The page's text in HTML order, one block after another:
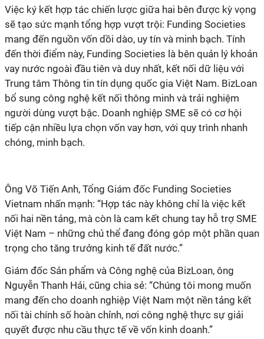
sẽ tạo sức mạnh tổng hợp vượt trội: Funding Societies
mang đến nguồn vốn dồi dào, uy tín và minh bạch. Tính
đến thời điểm này, Funding Societies là bên quản lý khoản
vay nước ngoài đầu tiên và duy nhất, kết nối dữ liệu với
Trung tâm Thông tin tín dụng quốc gia Việt Nam. BizLoan
bổ sung công nghệ kết nối thông minh và trải nghiệm
người dùng vượt bậc. Doanh nghiệp SME sẽ có cơ hội
tiếp cận nhiều lựa chọn vốn vay hơn, với quy trình nhanh
Ông Võ Tiến Anh, Tổng Giám đốc Funding Societies
Vietnam nhấn mạnh: “Hợp tác này không chỉ là việc kết
nối hai nền tảng, mà còn là cam kết chung tay hỗ trợ SME
Việt Nam – những chủ thể đang đóng góp một phần quan
Nguyễn Thanh Hải, cũng chia sẻ: “Chúng tôi mong muốn
mang đến cho doanh nghiệp Việt Nam một nền tảng kết
nối tài chính số hoàn chỉnh, nơi công nghệ thực sự giải